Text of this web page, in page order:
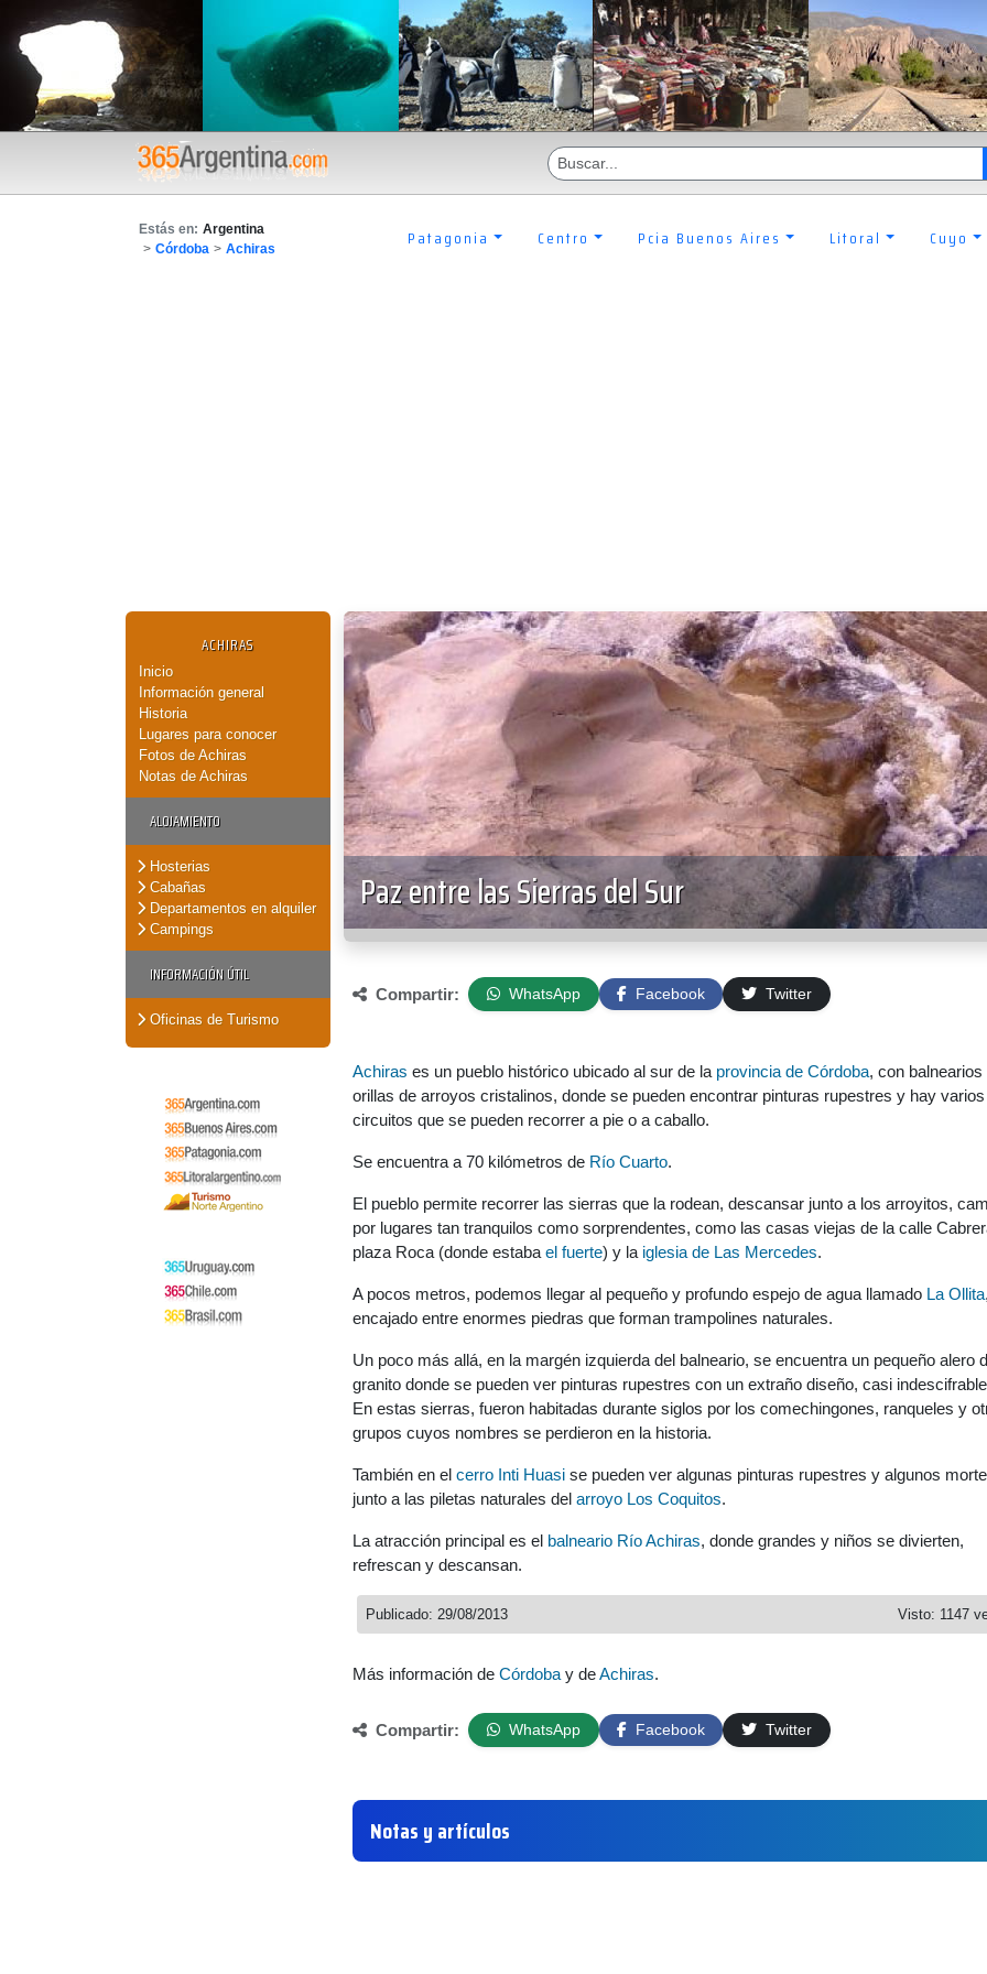
Estás en: Argentina
> Córdoba > Achiras Patagonia Centro Pcia Buenos Aires Litoral Cuyo
ACHIRAS
Inicio
Información general
Historia
Lugares para conocer
Fotos de Achiras
Notas de Achiras
ALOJAMIENTO
Hosterias
Cabañas
Departamentos en alquiler
Campings
INFORMACIÓN ÚTIL
Oficinas de Turismo
Paz entre las Sierras del Sur
Compartir: WhatsApp Facebook Twitter
Achiras es un pueblo histórico ubicado al sur de la provincia de Córdoba, con balnearios
orillas de arroyos cristalinos, donde se pueden encontrar pinturas rupestres y hay varios
circuitos que se pueden recorrer a pie o a caballo.
Se encuentra a 70 kilómetros de Río Cuarto.
El pueblo permite recorrer las sierras que la rodean, descansar junto a los arroyitos,
por lugares tan tranquilos como sorprendentes, como las casas viejas de la calle
plaza Roca (donde estaba el fuerte) y la iglesia de Las Mercedes.
A pocos metros, podemos llegar al pequeño y profundo espejo de agua llamado La Ollita
encajado entre enormes piedras que forman trampolines naturales.
Un poco más allá, en la margén izquierda del balneario, se encuentra un pequeño alero
granito donde se pueden ver pinturas rupestres con un extraño diseño, casi
En estas sierras, fueron habitadas durante siglos por los comechingones, ranqueles y
grupos cuyos nombres se perdieron en la historia.
También en el cerro Inti Huasi se pueden ver algunas pinturas rupestres y algunos
junto a las piletas naturales del arroyo Los Coquitos.
La atracción principal es el balneario Río Achiras, donde grandes y niños se divierten,
refrescan y descansan.
Visto: 1147
Publicado: 29/08/2013
Más información de Córdoba y deAchiras.
Compartir: WhatsApp Facebook Twitter
Notas y artículos